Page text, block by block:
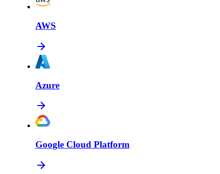
AWS
Azure
Google Cloud Platform